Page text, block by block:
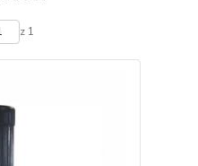
z 1